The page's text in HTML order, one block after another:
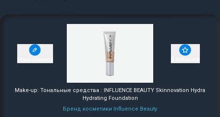
Make-up: Тональные средства : INFLUENCE BEAUTY Skinnovation Hydra
Hydrating Foundation
Бренд косметики Influence Beauty